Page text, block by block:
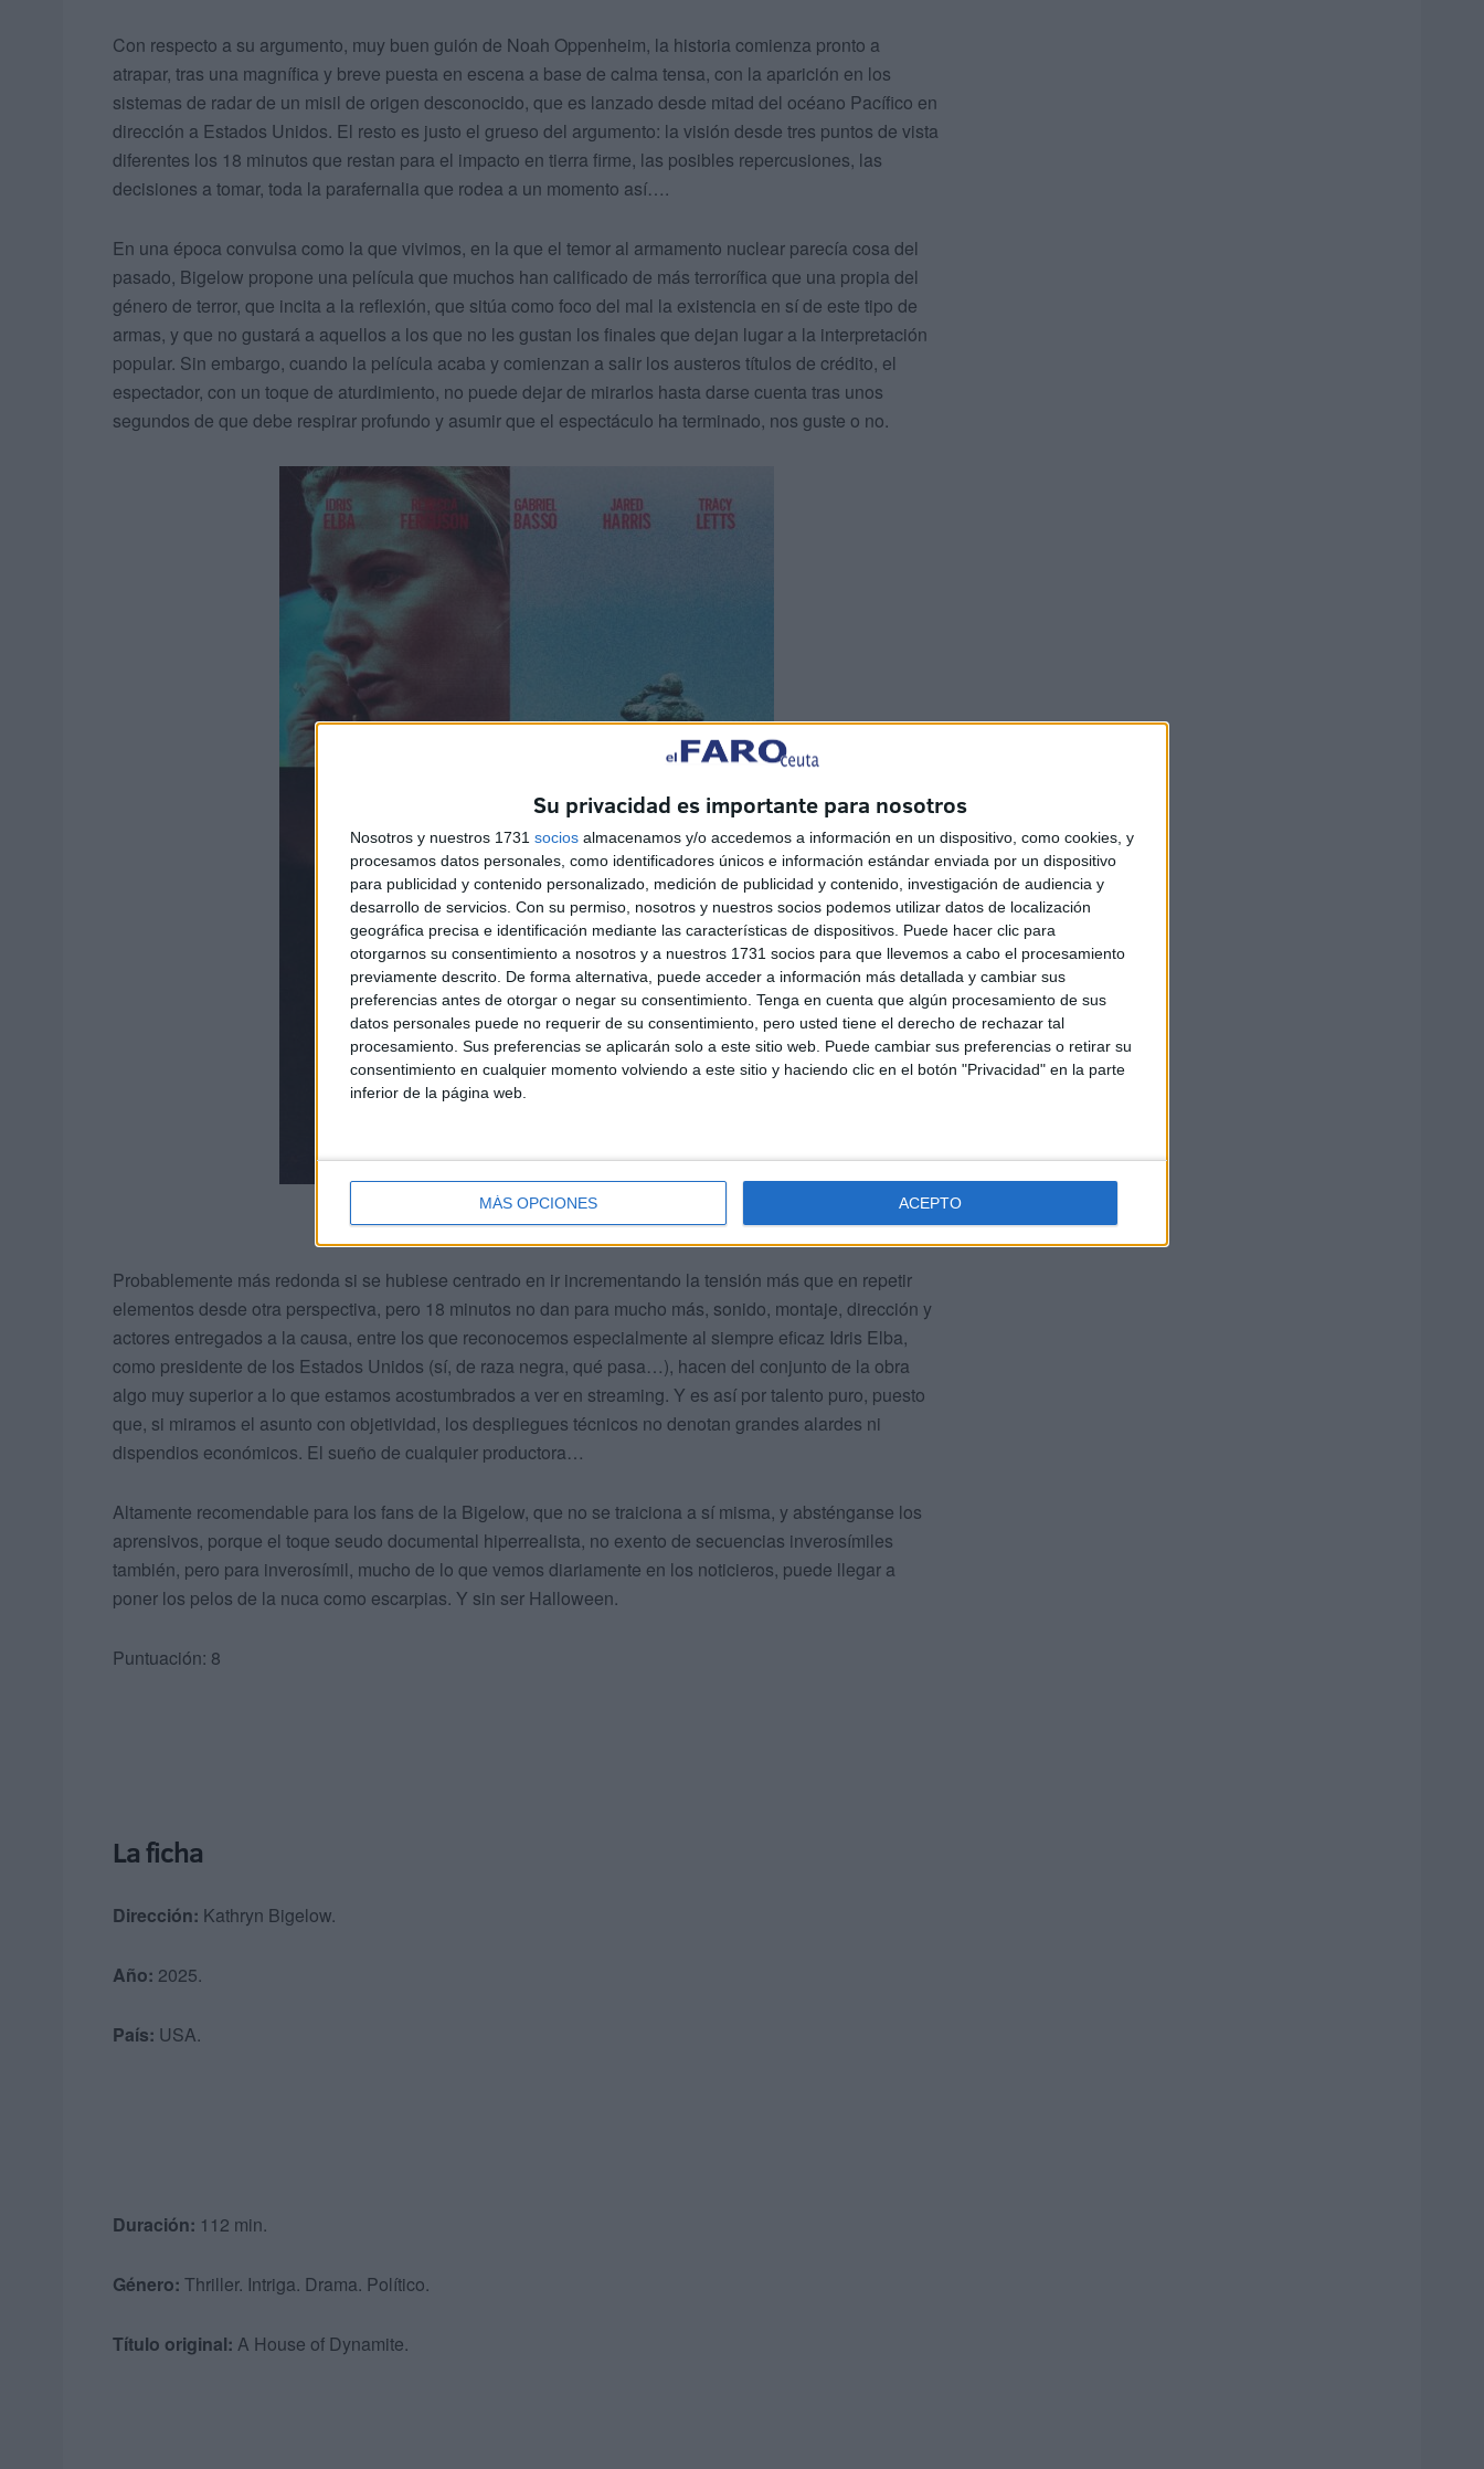
Su privacidad es importante para nosotros
Nosotros y nuestros 1731 socios almacenamos y/o accedemos a información en un dispositivo, como cookies, y
procesamos datos personales, como identificadores únicos e información estándar enviada por un dispositivo
para publicidad y contenido personalizado, medición de publicidad y contenido, investigación de audiencia y
desarrollo de servicios. Con su permiso, nosotros y nuestros socios podemos utilizar datos de localización
geográfica precisa e identificación mediante las características de dispositivos. Puede hacer clic para
otorgarnos su consentimiento a nosotros y a nuestros 1731 socios para que llevemos a cabo el procesamiento
previamente descrito. De forma alternativa, puede acceder a información más detallada y cambiar sus
preferencias antes de otorgar o negar su consentimiento. Tenga en cuenta que algún procesamiento de sus
datos personales puede no requerir de su consentimiento, pero usted tiene el derecho de rechazar tal
procesamiento. Sus preferencias se aplicarán solo a este sitio web. Puede cambiar sus preferencias o retirar su
consentimiento en cualquier momento volviendo a este sitio y haciendo clic en el botón "Privacidad" en la parte
inferior de la página web.
MÁS OPCIONES ACEPTO
Con respecto a su argumento, muy buen guión de Noah Oppenheim, la historia comienza pronto a
atrapar, tras una magnífica y breve puesta en escena a base de calma tensa, con la aparición en los
sistemas de radar de un misil de origen desconocido, que es lanzado desde mitad del océano Pacífico en
dirección a Estados Unidos. El resto es justo el grueso del argumento: la visión desde tres puntos de vista
diferentes los 18 minutos que restan para el impacto en tierra firme, las posibles repercusiones, las
decisiones a tomar, toda la parafernalia que rodea a un momento así….
En una época convulsa como la que vivimos, en la que el temor al armamento nuclear parecía cosa del
pasado, Bigelow propone una película que muchos han calificado de más terrorífica que una propia del
género de terror, que incita a la reflexión, que sitúa como foco del mal la existencia en sí de este tipo de
armas, y que no gustará a aquellos a los que no les gustan los finales que dejan lugar a la interpretación
popular. Sin embargo, cuando la película acaba y comienzan a salir los austeros títulos de crédito, el
espectador, con un toque de aturdimiento, no puede dejar de mirarlos hasta darse cuenta tras unos
segundos de que debe respirar profundo y asumir que el espectáculo ha terminado, nos guste o no.
Probablemente más redonda si se hubiese centrado en ir incrementando la tensión más que en repetir
elementos desde otra perspectiva, pero 18 minutos no dan para mucho más, sonido, montaje, dirección y
actores entregados a la causa, entre los que reconocemos especialmente al siempre eficaz Idris Elba,
como presidente de los Estados Unidos (sí, de raza negra, qué pasa…), hacen del conjunto de la obra
algo muy superior a lo que estamos acostumbrados a ver en streaming. Y es así por talento puro, puesto
que, si miramos el asunto con objetividad, los despliegues técnicos no denotan grandes alardes ni
dispendios económicos. El sueño de cualquier productora…
Altamente recomendable para los fans de la Bigelow, que no se traiciona a sí misma, y absténganse los
aprensivos, porque el toque seudo documental hiperrealista, no exento de secuencias inverosímiles
también, pero para inverosímil, mucho de lo que vemos diariamente en los noticieros, puede llegar a
poner los pelos de la nuca como escarpias. Y sin ser Halloween.
Puntuación: 8
La ficha
Dirección: Kathryn Bigelow.
Año: 2025.
País: USA.
Duración: 112 min.
Género: Thriller. Intriga. Drama. Político.
Título original: A House of Dynamite.